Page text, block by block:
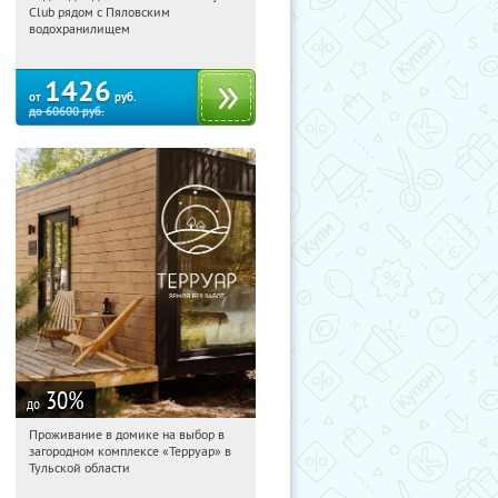
Московская обл., Мытищинский р-н,
Club рядом с Пяловским
водохранилищем
от 1426 руб.
до60600руб.
до 30%
09:40:36 Купили:
Тульская обл., Ясногорский р-н, с.
Проживание в домике на выбор в
загородном комплексе «Терруар» в
Тульской области